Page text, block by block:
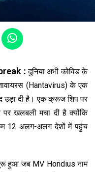
:दुनिया अभी कोविड के
(Hantavirus) के एक
उड़ा दी है। एक क्रूज शिप पर
खलबली मचा दी है क्योंकि
12 अलग-अलग देशों में पहुंच
हुआ जब MV Hondius नाम